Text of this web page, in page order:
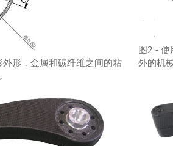
形，金属和碳纤维之间的粘
图2 - 使
外的机